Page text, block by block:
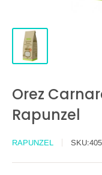
Orez
Rapunzel
RAPUNZEL SKU: